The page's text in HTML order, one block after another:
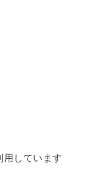
しています